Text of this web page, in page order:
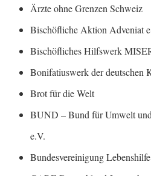
Ärzte ohne Grenzen Schweiz
Bischöfliche Aktion Adveniat
Bischöfliches Hilfswerk
Bonifatiuswerk der deutschen
Brot für die Welt
BUND – Bund für Umwelt
e.V.
Bundesvereinigung